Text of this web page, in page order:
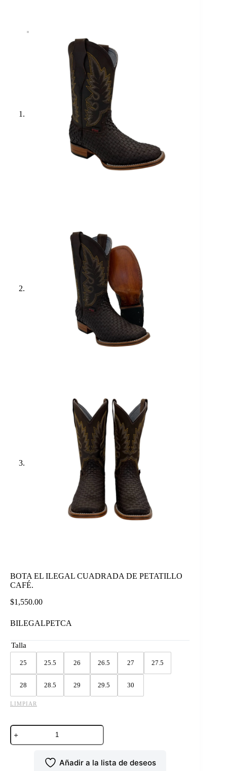
BOTA EL ILEGAL CUADRADA DE PETATILLO
CAFÉ.
$1,550.00
BILEGALPETCA
Talla
25 25.5 26 26.5 27 27.5
28 28.5 29 29.5 30
LIMPIAR
BOTA
EL
ILEGAL
Añadir a la lista de deseos